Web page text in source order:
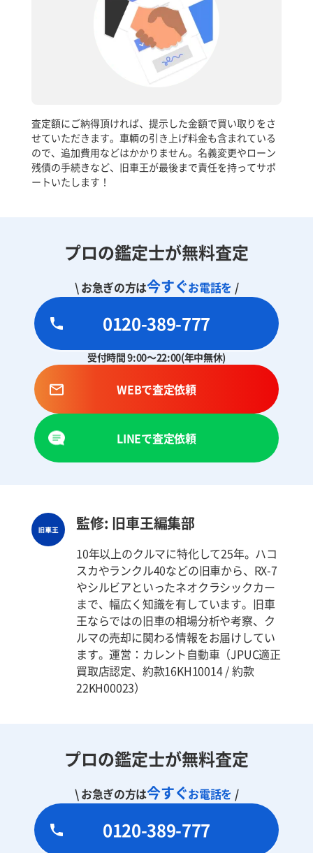
査定額にご納得頂ければ、提示した金額で買い取りをさ
せていただきます。車輌の引き上げ料金も含まれている
ので、追加費用などはかかりません。名義変更やローン
残債の手続きなど、旧車王が最後まで責任を持ってサポ
ートいたします！
プロの鑑定士が無料査定
\ お急ぎの方は今すぐお電話を /
0120-389-777
受付時間 9:00～22:00(年中無休)
WEBで査定依頼
LINEで査定依頼
監修: 旧車王編集部
10年以上のクルマに特化して25年。ハコ
スカやランクル40などの旧車から、RX-7
やシルビアといったネオクラシックカー
まで、幅広く知識を有しています。旧車
王ならではの旧車の相場分析や考察、ク
ルマの売却に関わる情報をお届けしてい
ます。運営：カレント自動車（JPUC適正
買取店認定、約款16KH10014 / 約款
22KH00023）
プロの鑑定士が無料査定
\ お急ぎの方は今すぐお電話を /
0120-389-777